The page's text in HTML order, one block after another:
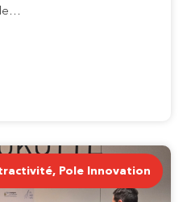
, Pole Innovation